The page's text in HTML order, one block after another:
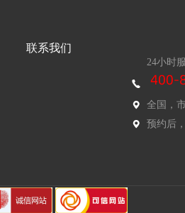
联系我们
24小时
全国，
预约后